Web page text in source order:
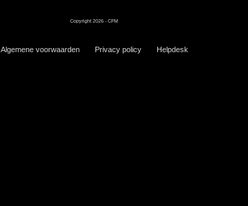
Copyright 2026 - CFM
Algemene voorwaarden Privacy policy Helpdesk